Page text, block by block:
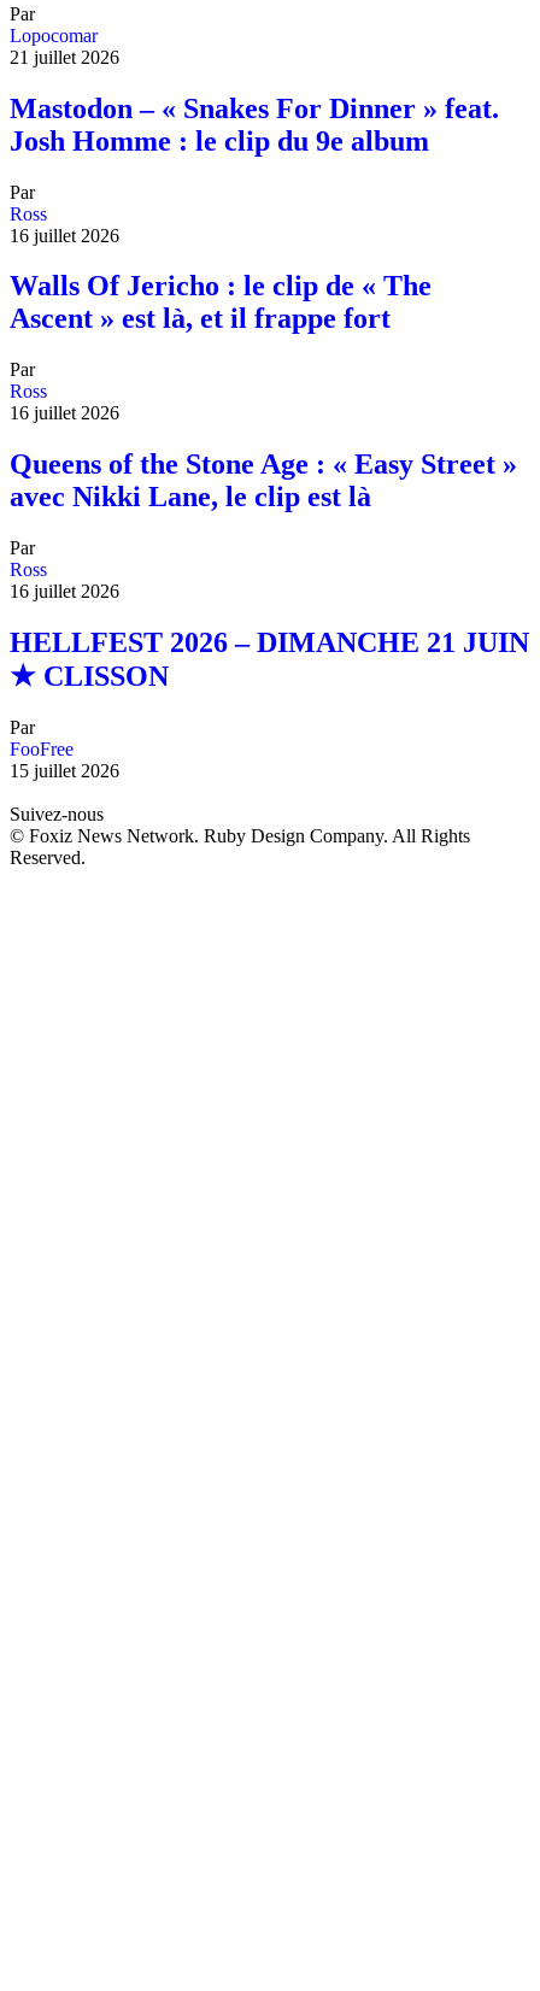
Par
Lopocomar
21 juillet 2026
Mastodon – « Snakes For Dinner » feat.
Josh Homme : le clip du 9e album
Par
Ross
16 juillet 2026
Walls Of Jericho : le clip de « The
Ascent » est là, et il frappe fort
Par
Ross
16 juillet 2026
Queens of the Stone Age : « Easy Street »
avec Nikki Lane, le clip est là
Par
Ross
16 juillet 2026
HELLFEST 2026 – DIMANCHE 21 JUIN
★ CLISSON
Par
FooFree
15 juillet 2026
Suivez-nous
© Foxiz News Network. Ruby Design Company. All Rights
Reserved.